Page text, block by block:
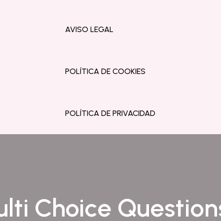
AVISO LEGAL
POLÍTICA DE COOKIES
POLÍTICA DE PRIVACIDAD
Choice